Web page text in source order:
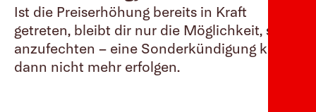
Ist die Preiserhöhung bereits in Kraft
getreten, bleibt dir nur die Möglichkeit, sie
anzufechten – eine Sonderkündigung kann
dann nicht mehr erfolgen.